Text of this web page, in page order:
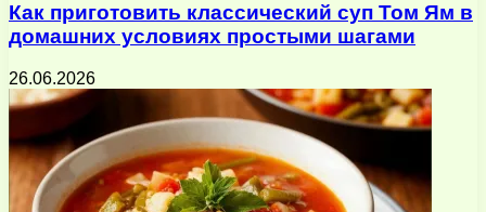
Как приготовить классический суп Том Ям в
домашних условиях простыми шагами
26.06.2026